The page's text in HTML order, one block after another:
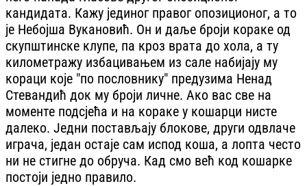
кандидата. Кажу јединог правог опозиционог, а то
је Небојша Вукановић. Он и даље броји кораке од
скупштинске клупе, па кроз врата до хола, а ту
километражу избацивањем из сале набијају му
кораци које "по пословнику" предузима Ненад
Стевандић док му броји личне. Ако вас све на
моменте подсјећа и на кораке у кошарци нисте
далеко. Једни постављају блокове, други одвлаче
играча, један остаје сам испод коша, а лопта често
ни не стигне до обруча. Кад смо већ код кошарке
постоји једно правило.